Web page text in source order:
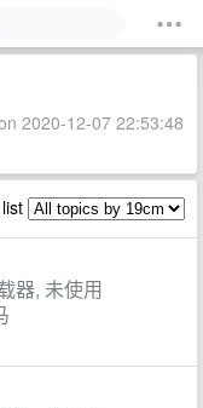
2020-12-07 22:53:48
器, 未使用